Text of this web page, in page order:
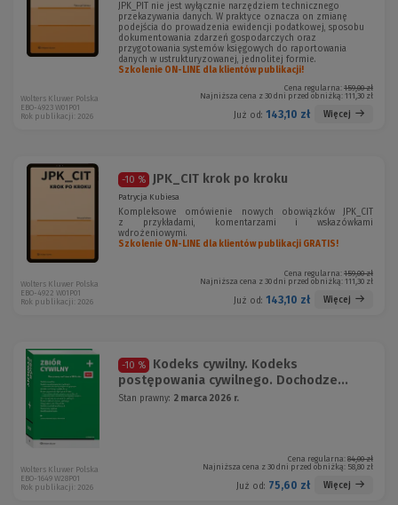
JPK_PIT nie jest wyłącznie narzędziem technicznego
przekazywania danych. W praktyce oznacza on zmianę
podejścia do prowadzenia ewidencji podatkowej, sposobu
dokumentowania zdarzeń gospodarczych oraz
przygotowania systemów księgowych do raportowania
danych w ustrukturyzowanej, jednolitej formie.
Szkolenie ON-LINE dla klientów publikacji!
Cena regularna: 159,00 zł
Najniższa cena z 30 dni przed obniżką: 111,30 zł
Już od: 143,10 zł Więcej
Wolters Kluwer Polska
EBO-4923 W01P01
Rok publikacji: 2026
-10 % JPK_CIT krok po kroku
Patrycja Kubiesa
Kompleksowe omówienie nowych obowiązków JPK_CIT
z przykładami, komentarzami i wskazówkami
wdrożeniowymi.
Szkolenie ON-LINE dla klientów publikacji GRATIS!
Cena regularna: 159,00 zł
Najniższa cena z 30 dni przed obniżką: 111,30 zł
Już od: 143,10 zł Więcej
Wolters Kluwer Polska
EBO-4922 W01P01
Rok publikacji: 2026
-10 %
Kodeks cywilny. Kodeks
postępowania cywilnego. Dochodze...
Stan prawny: 2 marca 2026 r.
Cena regularna: 84,00 zł
Najniższa cena z 30 dni przed obniżką: 58,80 zł
Już od: 75,60 zł Więcej
Wolters Kluwer Polska
EBO-1649 W28P01
Rok publikacji: 2026